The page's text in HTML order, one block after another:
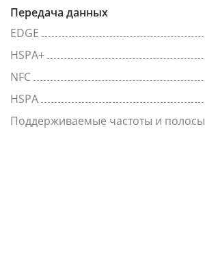
Передача данных
EDGE
HSPA+
NFC
HSPA
Поддерживаемые частоты и полосы